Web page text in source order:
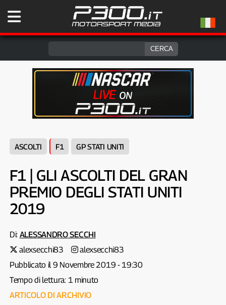
ASCOLTI F1 GP STATI UNITI
F1 | GLI ASCOLTI DEL GRAN
PREMIO DEGLI STATI UNITI
2019
Di: ALESSANDRO SECCHI
alexsecchi83
alexsecchi83
Pubblicato il 9 Novembre 2019 - 19:30
Tempo di lettura: 1 minuto
ARTICOLO DI ARCHIVIO